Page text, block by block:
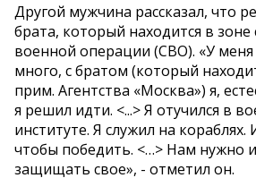
Другой мужчина рассказал, что
брата, который находится в
военной операции (СВО). «У меня
много, с братом (который
прим. Агентства «Москва») я,
я решил идти. <...> Я отучился в
институте. Я служил на кораблях.
чтобы победить. <…> Нам нужно
защищать свое», - отметил он.